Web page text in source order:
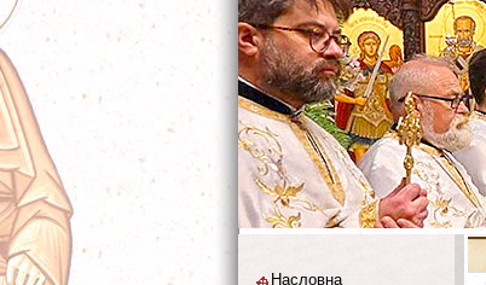
Насловна